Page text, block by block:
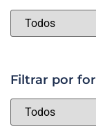
Filtrar por